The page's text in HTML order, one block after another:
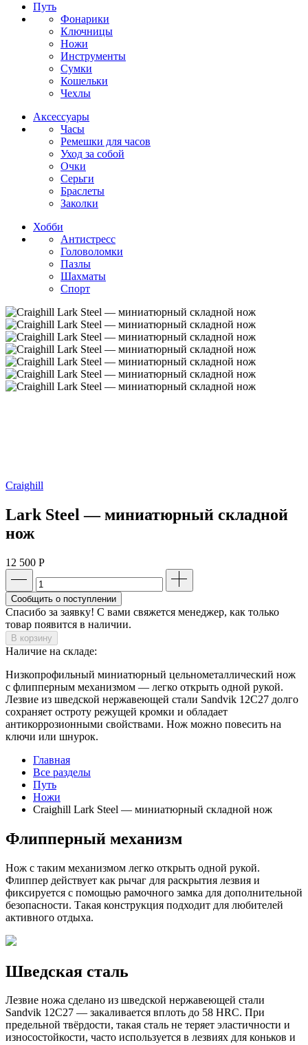
Путь
Фонарики
Ключницы
Ножи
Инструменты
Сумки
Кошельки
Чехлы
Аксессуары
Часы
Ремешки для часов
Уход за собой
Очки
Серьги
Браслеты
Заколки
Хобби
Антистресс
Головоломки
Пазлы
Шахматы
Спорт
Craighill
Lark Steel — миниатюрный складной
нож
12 500 Р
Сообщить о поступлении
Спасибо за заявку! С вами свяжется менеджер, как только
товар появится в наличии.
В корзину
Наличие на складе:
Низкопрофильный миниатюрный цельнометаллический нож
с флипперным механизмом — легко открыть одной рукой.
Лезвие из шведской нержавеющей стали Sandvik 12C27 долго
сохраняет остроту режущей кромки и обладает
антикоррозионными свойствами. Нож можно повесить на
ключи или шнурок.
Главная
Все разделы
Путь
Ножи
Craighill Lark Steel — миниатюрный складной нож
Флипперный механизм
Нож с таким механизмом легко открыть одной рукой.
Флиппер действует как рычаг для раскрытия лезвия и
фиксируется с помощью рамочного замка для дополнительной
безопасности. Такая конструкция подходит для любителей
активного отдыха.
Шведская сталь
Лезвие ножа сделано из шведской нержавеющей стали
Sandvik 12C27 — закаливается вплоть до 58 HRC. При
предельной твёрдости, такая сталь не теряет эластичности и
износостойкости, часто используется в лезвиях для коньков и